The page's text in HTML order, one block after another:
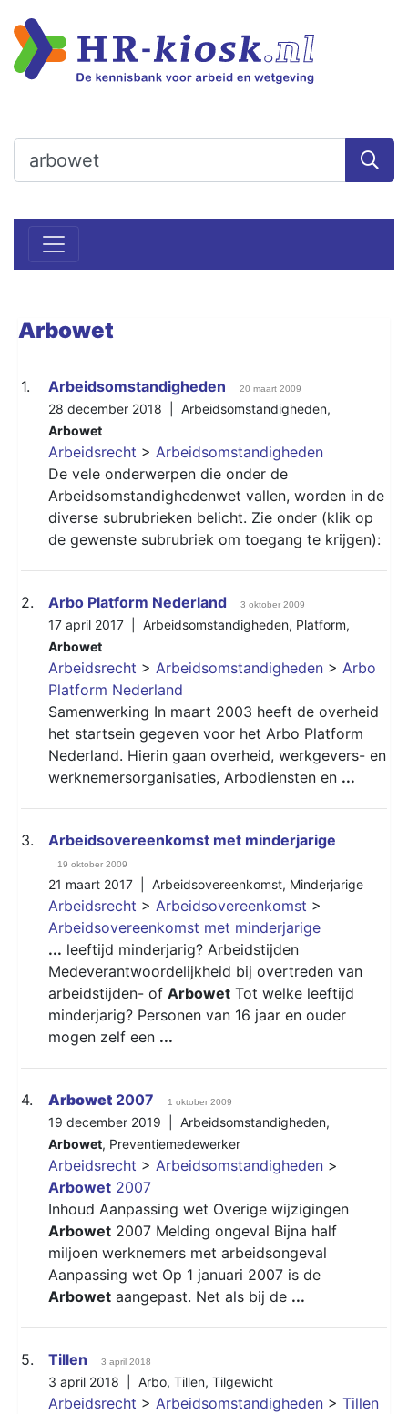
Arbowet
1. Arbeidsomstandigheden 20 maart 2009
28 december 2018 | Arbeidsomstandigheden,
Arbowet
Arbeidsrecht > Arbeidsomstandigheden
De vele onderwerpen die onder de
Arbeidsomstandighedenwet vallen, worden in de
diverse subrubrieken belicht. Zie onder (klik op
de gewenste subrubriek om toegang te krijgen):
2. Arbo Platform Nederland 3 oktober 2009
17 april 2017 | Arbeidsomstandigheden, Platform,
Arbowet
Arbeidsrecht > Arbeidsomstandigheden > Arbo
Platform Nederland
Samenwerking In maart 2003 heeft de overheid
het startsein gegeven voor het Arbo Platform
Nederland. Hierin gaan overheid, werkgevers- en
werknemersorganisaties, Arbodiensten en ...
3. Arbeidsovereenkomst met minderjarige
19 oktober 2009
21 maart 2017 | Arbeidsovereenkomst, Minderjarige
Arbeidsrecht > Arbeidsovereenkomst >
Arbeidsovereenkomst met minderjarige
... leeftijd minderjarig? Arbeidstijden
Medeverantwoordelijkheid bij overtreden van
arbeidstijden- of Arbowet Tot welke leeftijd
minderjarig? Personen van 16 jaar en ouder
mogen zelf een ...
4. Arbowet 2007 1 oktober 2009
19 december 2019 | Arbeidsomstandigheden,
Arbowet, Preventiemedewerker
Arbeidsrecht > Arbeidsomstandigheden >
Arbowet 2007
Inhoud Aanpassing wet Overige wijzigingen
Arbowet 2007 Melding ongeval Bijna half
miljoen werknemers met arbeidsongeval
Aanpassing wet Op 1 januari 2007 is de
Arbowet aangepast. Net als bij de ...
5. Tillen 3 april 2018
3 april 2018 | Arbo, Tillen, Tilgewicht
Arbeidsrecht > Arbeidsomstandigheden > Tillen